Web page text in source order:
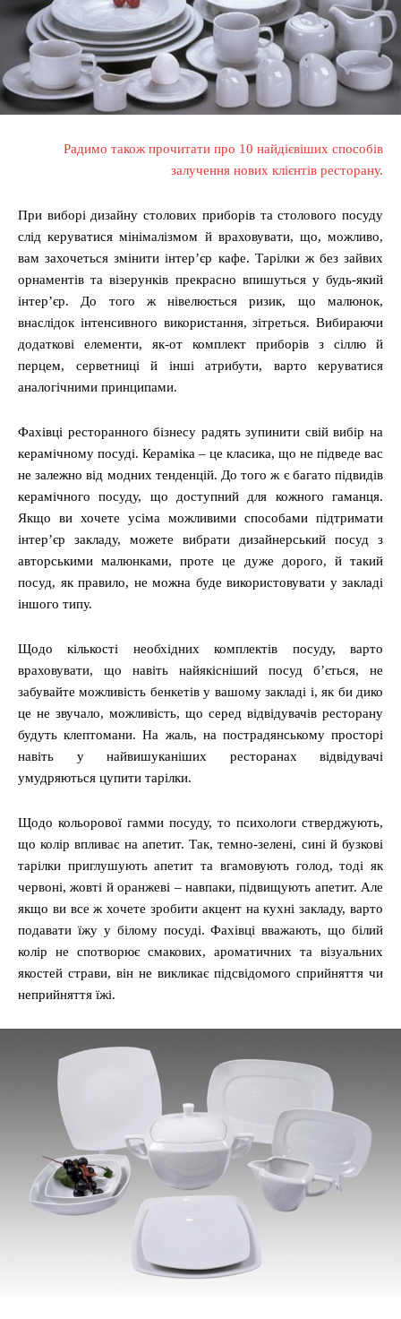
Радимо також прочитати про 10 найдієвіших способів
залучення нових клієнтів ресторану.
При виборі дизайну столових приборів та столового посуду
слід керуватися мінімалізмом й враховувати, що, можливо,
вам захочеться змінити інтер’єр кафе. Тарілки ж без зайвих
орнаментів та візерунків прекрасно впишуться у будь-який
інтер’єр. До того ж нівелюється ризик, що малюнок,
внаслідок інтенсивного використання, зітреться. Вибираючи
додаткові елементи, як-от комплект приборів з сіллю й
перцем, серветниці й інші атрибути, варто керуватися
аналогічними принципами.
Фахівці ресторанного бізнесу радять зупинити свій вибір на
керамічному посуді. Кераміка ‒ це класика, що не підведе вас
не залежно від модних тенденцій. До того ж є багато підвидів
керамічного посуду, що доступний для кожного гаманця.
Якщо ви хочете усіма можливими способами підтримати
інтер’єр закладу, можете вибрати дизайнерський посуд з
авторськими малюнками, проте це дуже дорого, й такий
посуд, як правило, не можна буде використовувати у закладі
іншого типу.
Щодо кількості необхідних комплектів посуду, варто
враховувати, що навіть найякісніший посуд б’ється, не
забувайте можливість бенкетів у вашому закладі і, як би дико
це не звучало, можливість, що серед відвідувачів ресторану
будуть клептомани. На жаль, на пострадянському просторі
навіть у найвишуканіших ресторанах відвідувачі
умудряються цупити тарілки.
Щодо кольорової гамми посуду, то психологи стверджують,
що колір впливає на апетит. Так, темно-зелені, сині й бузкові
тарілки приглушують апетит та вгамовують голод, тоді як
червоні, жовті й оранжеві ‒ навпаки, підвищують апетит. Але
якщо ви все ж хочете зробити акцент на кухні закладу, варто
подавати їжу у білому посуді. Фахівці вважають, що білий
колір не спотворює смакових, ароматичних та візуальних
якостей страви, він не викликає підсвідомого сприйняття чи
неприйняття їжі.